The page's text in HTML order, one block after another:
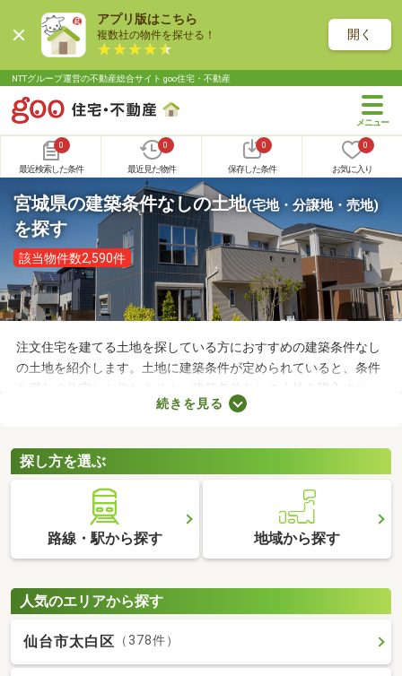
アプリ版はこちら
複数社の物件を探せる！ 開く
NTTグループ運営の不動産総合サイト goo住宅・不動産
0
最近検索した条件
0
最近見た物件
0
保存した条件
0
お気に入り
宮城県の建築条件なしの土地(宅地・分譲地・売地)
を探す
該当物件数2,590件
注文住宅を建てる土地を探している方におすすめの建築条件なし
の土地を紹介します。土地に建築条件が定められていると、条件
を満たす住宅しか作れません。建築条件なしの土地を購入すれ
ば、自由度の高い注文住宅を建てられるため、家族全員の理想を
境をチェックして、好みの場所にある土地を購入しましょう。
続きを見る
探し方を選ぶ
路線・駅から探す 地域から探す
人気のエリアから探す
仙台市太白区 （378件）